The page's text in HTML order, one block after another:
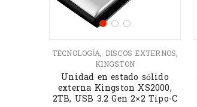
TECNOLOGÍA, DISCOS EXTERNOS,
KINGSTON
Unidad en estado sólido
externa Kingston XS2000,
2TB, USB 3.2 Gen 2×2 Tipo-C